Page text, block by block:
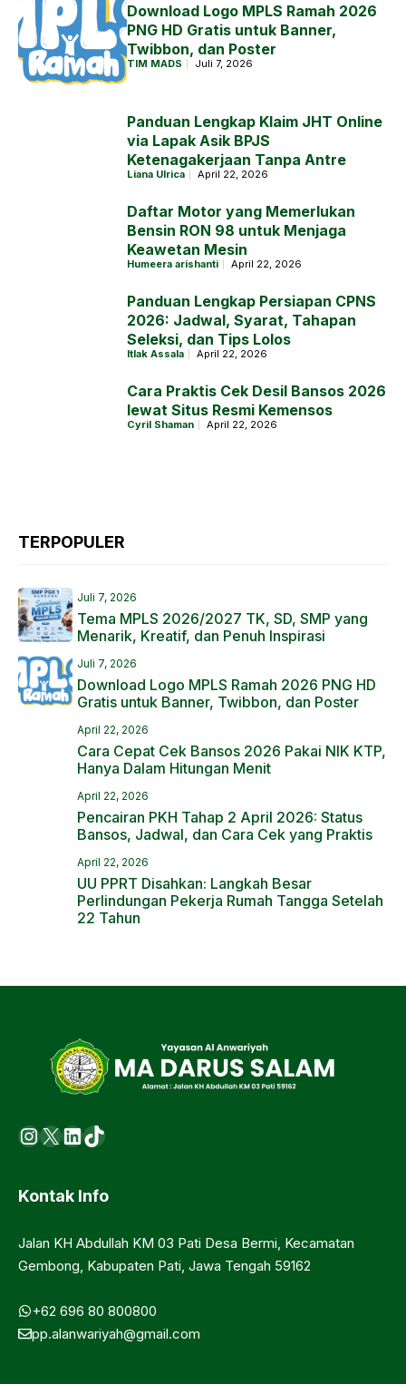
Download Logo MPLS Ramah 2026
PNG HD Gratis untuk Banner,
Twibbon, dan Poster
TIM MADS Juli 7, 2026
Panduan Lengkap Klaim JHT Online
via Lapak Asik BPJS
Ketenagakerjaan Tanpa Antre
Liana Ulrica April 22, 2026
Daftar Motor yang Memerlukan
Bensin RON 98 untuk Menjaga
Keawetan Mesin
Humeera arishanti April 22, 2026
Panduan Lengkap Persiapan CPNS
2026: Jadwal, Syarat, Tahapan
Seleksi, dan Tips Lolos
Itlak Assala April 22, 2026
Cara Praktis Cek Desil Bansos 2026
lewat Situs Resmi Kemensos
Cyril Shaman April 22, 2026
TERPOPULER
Juli 7, 2026
Tema MPLS 2026/2027 TK, SD, SMP yang
Menarik, Kreatif, dan Penuh Inspirasi
Juli 7, 2026
Download Logo MPLS Ramah 2026 PNG HD
Gratis untuk Banner, Twibbon, dan Poster
April 22, 2026
Cara Cepat Cek Bansos 2026 Pakai NIK KTP,
Hanya Dalam Hitungan Menit
April 22, 2026
Pencairan PKH Tahap 2 April 2026: Status
Bansos, Jadwal, dan Cara Cek yang Praktis
April 22, 2026
UU PPRT Disahkan: Langkah Besar
Perlindungan Pekerja Rumah Tangga Setelah
22 Tahun
Instagram
X LinkedIn
https://www.tiktok.com/
Kontak Info
Jalan KH Abdullah KM 03 Pati Desa Bermi, Kecamatan
Gembong, Kabupaten Pati, Jawa Tengah 59162
+62 696 80 800800
pp.alanwariyah@gmail.com